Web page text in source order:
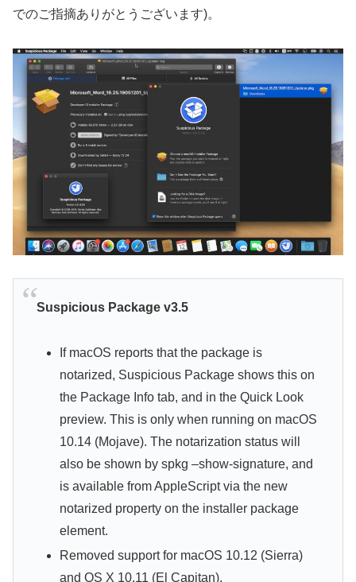
でのご指摘ありがとうございます)。
Suspicious Package v3.5
If macOS reports that the package is
notarized, Suspicious Package shows this on
the Package Info tab, and in the Quick Look
preview. This is only when running on macOS
10.14 (Mojave). The notarization status will
also be shown by spkg –show-signature, and
is available from AppleScript via the new
notarized property on the installer package
element.
Removed support for macOS 10.12 (Sierra)
and OS X 10.11 (El Capitan).